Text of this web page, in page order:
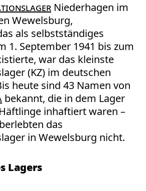
Niederhagen im
Wewelsburg,
als selbstständiges
1. September 1941 bis zum
war das kleinste
(KZ) im deutschen
heute sind 43 Namen von
bekannt, die in dem Lager
inhaftiert waren –
das
in Wewelsburg nicht.
Lagers